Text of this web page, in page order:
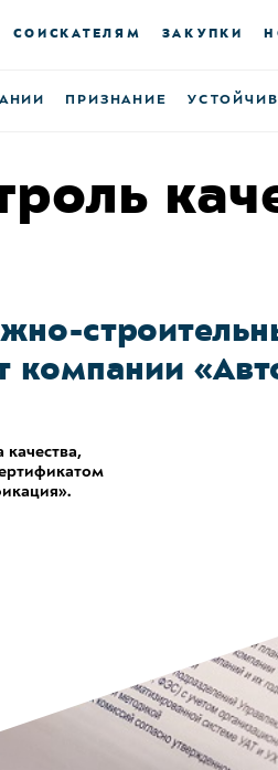
СОИСКАТЕЛЯМ ЗАКУПКИ
ПРИЗНАНИЕ
компании
качества,